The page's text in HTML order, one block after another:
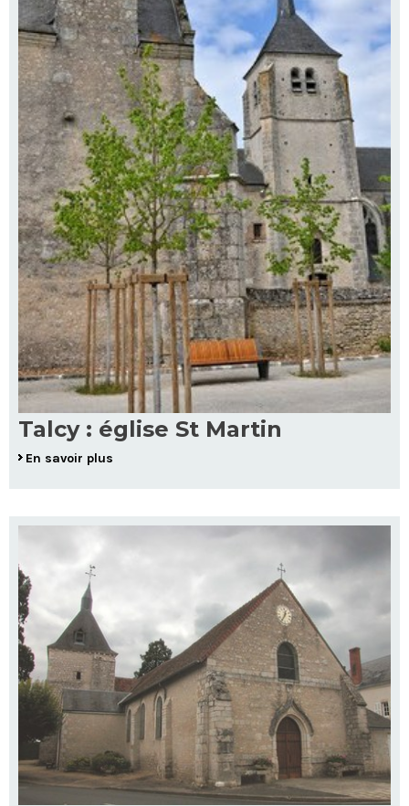
Talcy : église St Martin
En savoir plus